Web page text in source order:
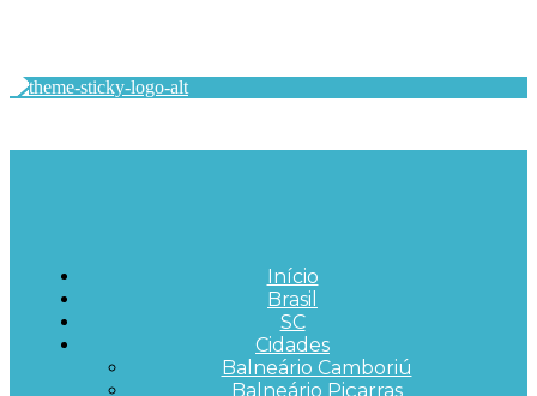
Início
Brasil
SC
Cidades
Balneário Camboriú
Balneário Piçarras